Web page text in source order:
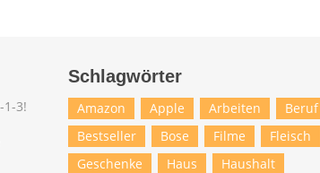
Schlagwörter
Amazon Apple Arbeiten
Beruf
Bestseller
Bose Filme
Fleisch
Geschenke
Haus
Haushalt